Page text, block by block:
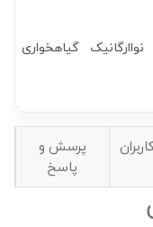
نواارگانیک گیاهخواری
پرسش و
پاسخ